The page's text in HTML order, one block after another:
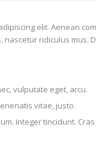
elit. Aenean
ridiculus mus.
vulputate eget, arcu.
vitae, justo.
Integer tincidunt.